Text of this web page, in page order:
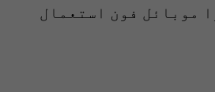
موبائل فون استعمال